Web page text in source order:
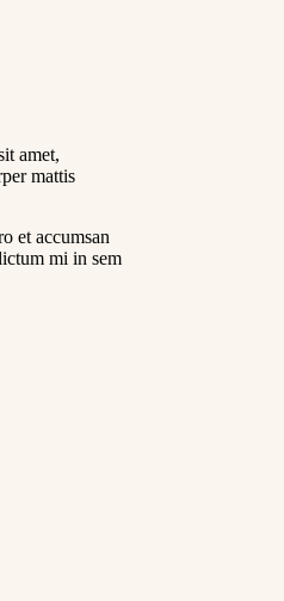
amet,
mattis
et accumsan
mi in sem